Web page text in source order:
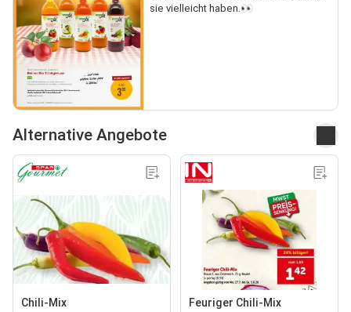
sie vielleicht haben.👀
Alternative Angebote
Chili-Mix Feuriger Chili-Mix